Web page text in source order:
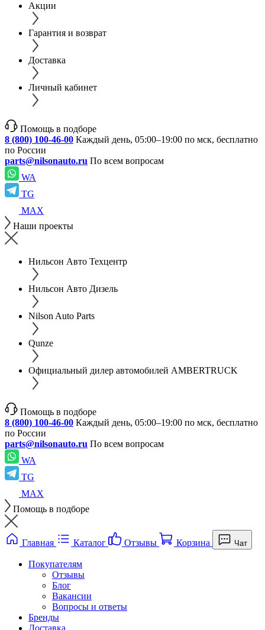
Акции
Гарантия и возврат
Доставка
Личный кабинет
Помощь в подборе
8 (800) 100-46-00 Каждый день, 05:00–19:00 по мск, бесплатно
по России
parts@nilsonauto.ru По всем вопросам
WA
TG
MAX
Наши проекты
Нильсон Авто Техцентр
Нильсон Авто Дизель
Nilson Auto Parts
Qunze
Официальный дилер автомобилей AMBERTRUCK
Помощь в подборе
8 (800) 100-46-00 Каждый день, 05:00–19:00 по мск, бесплатно
по России
parts@nilsonauto.ru По всем вопросам
WA
TG
MAX
Помощь в подборе
Главная Каталог Отзывы Корзина Чат
Покупателям
Отзывы
Блог
Вакансии
Вопросы и ответы
Бренды
Доставка